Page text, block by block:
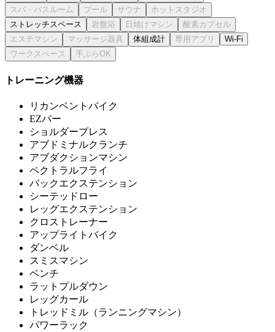
ストレッチスペース
体組成計
Wi-Fi
トレーニング機器
リカンベントバイク
EZバー
ショルダープレス
アブドミナルクランチ
アブダクションマシン
ペクトラルフライ
バックエクステンション
シーテッドロー
レッグエクステンション
クロストレーナー
アップライトバイク
ダンベル
スミスマシン
ベンチ
ラットプルダウン
レッグカール
トレッドミル（ランニングマシン）
パワーラック